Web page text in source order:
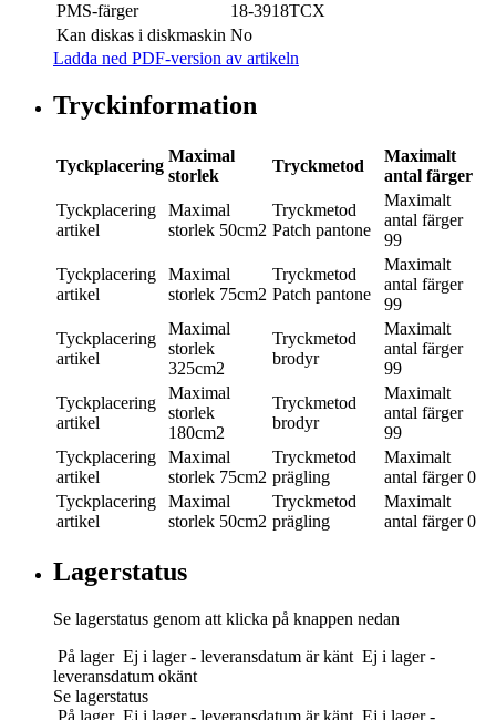
PMS-färger
18-3918TCX
Kan diskas i diskmaskin No
Ladda ned PDF-version av artikeln
Tryckinformation
Tyckplacering
Maximal
storlek
Tryckmetod
Maximalt
antal färger
Tyckplacering
artikel
Maximal
storlek 50cm2
Tryckmetod
Patch pantone
Maximalt
antal färger
99
Tyckplacering
artikel
Maximal
storlek 75cm2
Tryckmetod
Patch pantone
Maximalt
antal färger
99
Tyckplacering
artikel
Maximal
storlek
325cm2
Tryckmetod
brodyr
Maximalt
antal färger
99
Tyckplacering
artikel
Maximal
storlek
180cm2
Tryckmetod
brodyr
Maximalt
antal färger
99
Tyckplacering
artikel
Maximal
storlek 75cm2
Tryckmetod
prägling
Maximalt
antal färger 0
Tyckplacering
artikel
Maximal
storlek 50cm2
Tryckmetod
prägling
Maximalt
antal färger 0
Lagerstatus
Se lagerstatus genom att klicka på knappen nedan
På lager Ej i lager - leveransdatum är känt Ej i lager -
leveransdatum okänt
Se lagerstatus
På lager Ej i lager - leveransdatum är känt Ej i lager -